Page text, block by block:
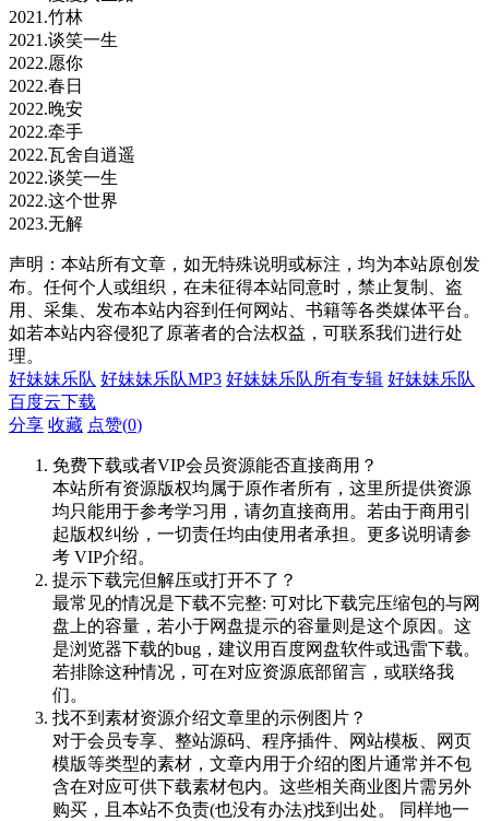
2021.竹林
2021.谈笑一生
2022.愿你
2022.春日
2022.晚安
2022.牵手
2022.瓦舍自逍遥
2022.谈笑一生
2022.这个世界
2023.无解
声明：本站所有文章，如无特殊说明或标注，均为本站原创发
布。任何个人或组织，在未征得本站同意时，禁止复制、盗
用、采集、发布本站内容到任何网站、书籍等各类媒体平台。
如若本站内容侵犯了原著者的合法权益，可联系我们进行处
理。
好妹妹乐队 好妹妹乐队MP3 好妹妹乐队所有专辑 好妹妹乐队
百度云下载
分享 收藏 点赞(0)
免费下载或者VIP会员资源能否直接商用？
本站所有资源版权均属于原作者所有，这里所提供资源
均只能用于参考学习用，请勿直接商用。若由于商用引
起版权纠纷，一切责任均由使用者承担。更多说明请参
考 VIP介绍。
提示下载完但解压或打开不了？
最常见的情况是下载不完整: 可对比下载完压缩包的与网
盘上的容量，若小于网盘提示的容量则是这个原因。这
是浏览器下载的bug，建议用百度网盘软件或迅雷下载。
若排除这种情况，可在对应资源底部留言，或联络我
们。
找不到素材资源介绍文章里的示例图片？
对于会员专享、整站源码、程序插件、网站模板、网页
模版等类型的素材，文章内用于介绍的图片通常并不包
含在对应可供下载素材包内。这些相关商业图片需另外
购买，且本站不负责(也没有办法)找到出处。 同样地一